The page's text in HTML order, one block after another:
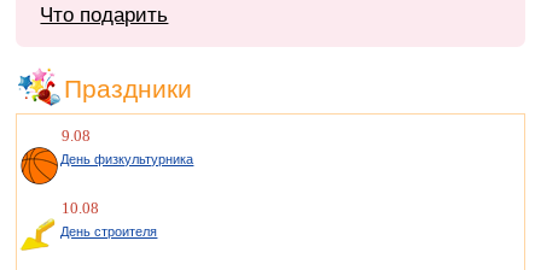
Что подарить
Праздники
9.08
День физкультурника
10.08
День строителя